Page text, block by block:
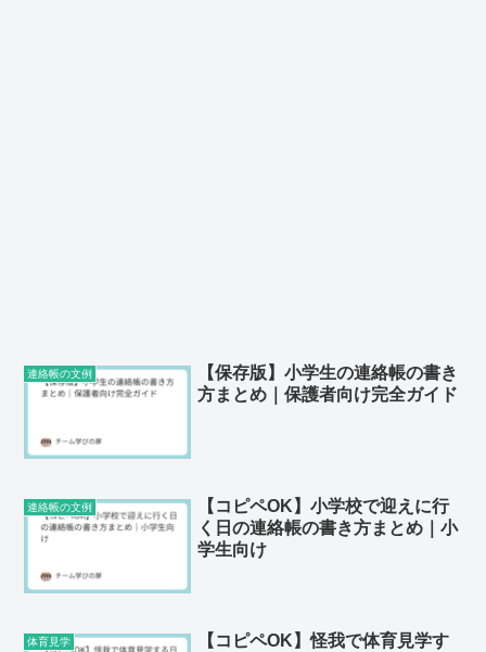
連絡帳の文例
【保存版】小学生の連絡帳の書き
方まとめ｜保護者向け完全ガイド
連絡帳の文例
【コピペOK】小学校で迎えに行
く日の連絡帳の書き方まとめ｜小
学生向け
体育見学
【コピペOK】怪我で体育見学す